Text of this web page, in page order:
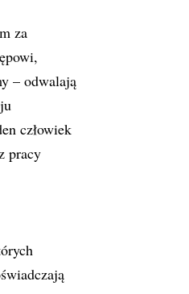
za
– odwalają
człowiek
pracy